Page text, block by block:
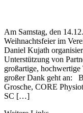
Am Samstag, den
Weihnachtsfeier im
Daniel Kujath
Unterstützung von
großartige,
großer Dank geht an:
Grosche, CORE
SC […]